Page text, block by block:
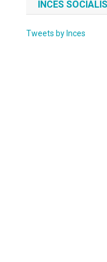
INCES
Tweets by Inces